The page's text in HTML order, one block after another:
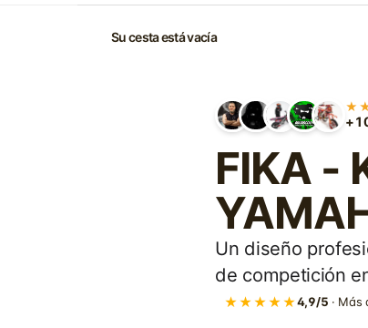
Su cesta está vacía
FIKA -
Un diseño
de competición
★★★★★4,9/5 ·